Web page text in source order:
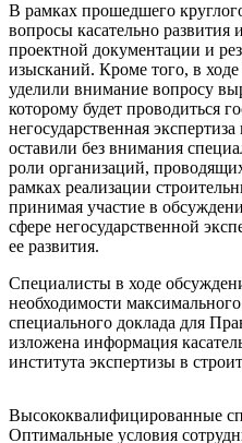
В рамках прошедшего
вопросы касательно развития
проектной документации и
изысканий. Кроме того, в
уделили внимание вопросу
которому будет проводиться
негосударственная
оставили без внимания
роли организаций,
рамках реализации
принимая участие в
сфере негосударственной
ее развития.
Специалисты в ходе
необходимости
специального доклада для
изложена информация
института экспертизы в
Высококвалифицированные
Оптимальные условия